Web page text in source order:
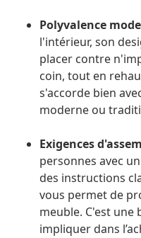
Polyvalence
l'intérieur, son
placer contre
coin, tout en
s'accorde bien
moderne ou
Exigences
personnes avec
des instructions
vous permet de
meuble. C'est une
impliquer dans